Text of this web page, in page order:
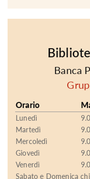
Banca
Orario
Lunedì
Martedì
Mercoledì
Giovedì
Venerdì
Sabato e Domenica